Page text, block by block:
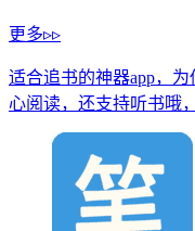
更多▹▹
适合追书的神器app，
心阅读，还支持听书哦